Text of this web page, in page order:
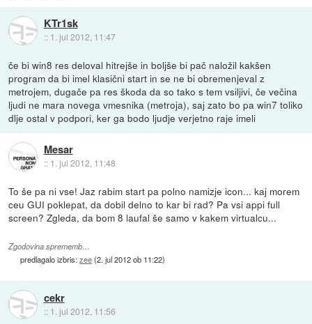
KTr1sk
:: 1. jul 2012, 11:47
če bi win8 res deloval hitrejše in boljše bi pač naložil kakšen
program da bi imel klasični start in se ne bi obremenjeval z
metrojem, dugače pa res škoda da so tako s tem vsiljivi, če večina
ljudi ne mara novega vmesnika (metroja), saj zato bo pa win7 toliko
dlje ostal v podpori, ker ga bodo ljudje verjetno raje imeli
Mesar
:: 1. jul 2012, 11:48
To še pa ni vse! Jaz rabim start pa polno namizje icon... kaj morem
ceu GUI poklepat, da dobil delno to kar bi rad? Pa vsi appi full
screen? Zgleda, da bom 8 laufal še samo v kakem virtualcu...
Zgodovina sprememb…
predlagalo izbris:zee(2. jul 2012 ob 11:22)
cekr
:: 1. jul 2012, 11:56